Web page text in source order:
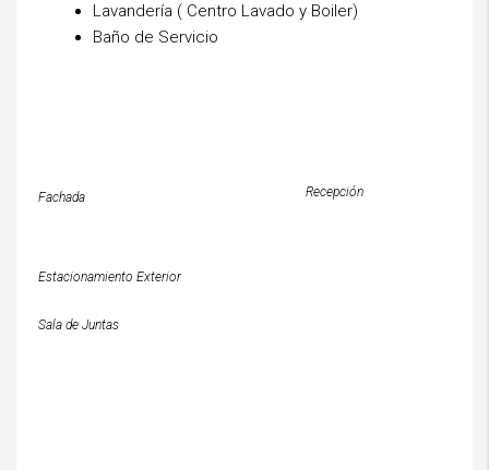
Lavandería ( Centro Lavado y Boiler)
Baño de Servicio
Fachada
Estacionamiento Exterior
Recepción
Sala de Juntas